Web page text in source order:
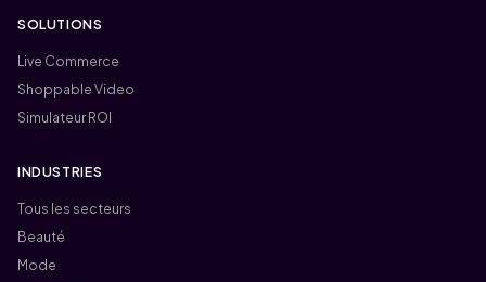
SOLUTIONS
Live Commerce
Shoppable Video
Simulateur ROI
INDUSTRIES
Tous les secteurs
Beauté
Mode